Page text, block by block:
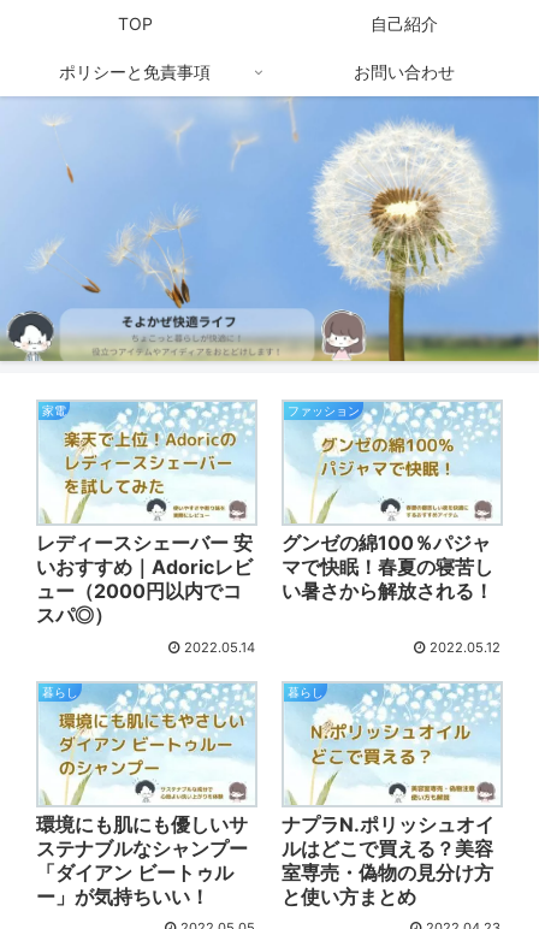
TOP 自己紹介
ポリシーと免責事項 お問い合わせ
家電
レディースシェーバー 安
いおすすめ｜Adoricレビ
ュー（2000円以内でコ
スパ◎）
2022.05.14
ファッション
グンゼの綿100％パジャ
マで快眠！春夏の寝苦し
い暑さから解放される！
2022.05.12
暮らし
環境にも肌にも優しいサ
ステナブルなシャンプー
「ダイアン ビートゥル
ー」が気持ちいい！
暮らし
ナプラN.ポリッシュオイ
ルはどこで買える？美容
室専売・偽物の見分け方
と使い方まとめ